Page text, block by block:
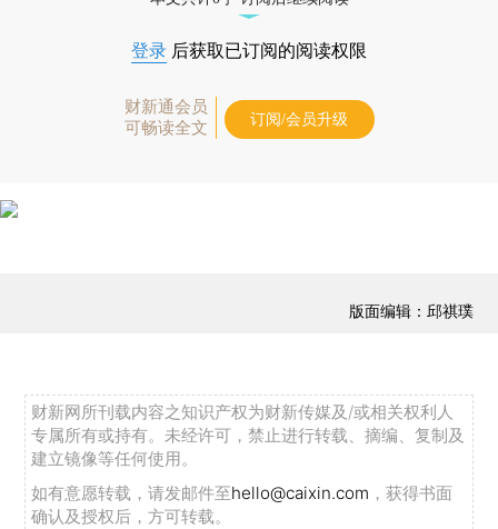
登录 后获取已订阅的阅读权限
财新通会员
可畅读全文
订阅/会员升级
版面编辑：邱祺璞
财新网所刊载内容之知识产权为财新传媒及/或相关权利人
专属所有或持有。未经许可，禁止进行转载、摘编、复制及
建立镜像等任何使用。
如有意愿转载，请发邮件至hello@caixin.com ，获得书面
确认及授权后，方可转载。